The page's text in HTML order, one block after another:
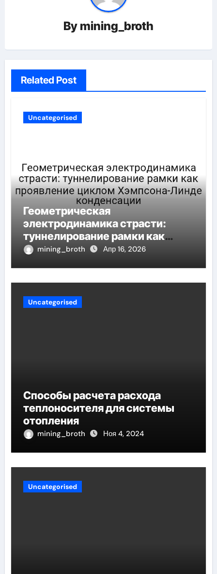
By mining_broth
Related Post
Uncategorised
Геометрическая
электродинамика страсти:
туннелирование рамки как
проявление циклом Хэмпсона-
mining_broth Апр 16, 2026
Uncategorised
Способы расчета расхода
теплоносителя для системы
отопления
mining_broth Ноя 4, 2024
Uncategorised